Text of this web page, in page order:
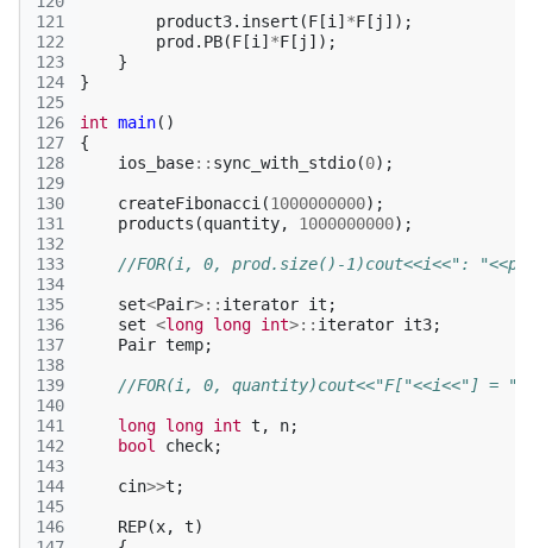
121
122
123
124
125
126
127
128
129
130
131
132
133
134
135
136
137
138
139
140
141
142
143
144
145
146
product3. insert (F [i ] *F [ j ]);
prod . PB(F [i ] *F [ j ]);
}
}
int main()
{
ios_base:: sync_with_stdio(0);
createFibonacci (1000000000);
products (quantity, 1000000000);
//FOR(i, 0, prod.size()-1)cout<<i<<":
set<Pair>:: iterator it ;
set <long long int>:: iterator it3;
Pair temp;
//FOR(i, 0, quantity)cout<<"F["<<i<<"] =
long long int t , n;
bool
check;
cin>>t ;
REP(x, t)